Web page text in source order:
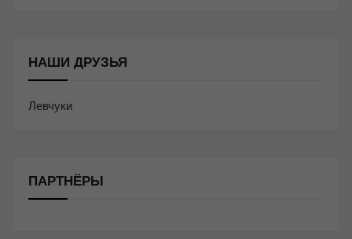
НАШИ ДРУЗЬЯ
Левчуки
ПАРТНЁРЫ